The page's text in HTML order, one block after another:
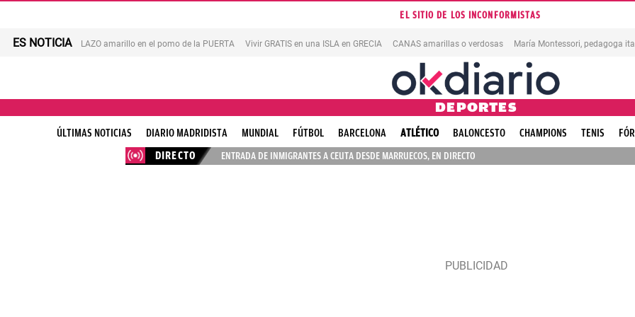
EL SITIO DE LOS INCONFORMISTAS
ES NOTICIA LAZO amarillo en el pomo de la PUERTA Vivir GRATIS en una ISLA en GRECIA CANAS amarillas o verdosas
DEPORTES
ÚLTIMAS NOTICIAS DIARIO MADRIDISTA MUNDIAL FÚTBOL BARCELONA ATLÉTICO BALONCESTO CHAMPIONS TENIS
DIRECTO
ENTRADA DE INMIGRANTES A CEUTA DESDE MARRUECOS, EN DIRECTO